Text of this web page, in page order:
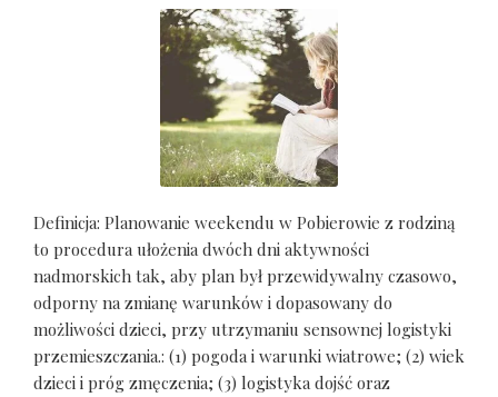
Definicja: Planowanie weekendu w Pobierowie z rodziną
to procedura ułożenia dwóch dni aktywności
nadmorskich tak, aby plan był przewidywalny czasowo,
odporny na zmianę warunków i dopasowany do
możliwości dzieci, przy utrzymaniu sensownej logistyki
przemieszczania.: (1) pogoda i warunki wiatrowe; (2) wiek
dzieci i próg zmęczenia; (3) logistyka dojść oraz